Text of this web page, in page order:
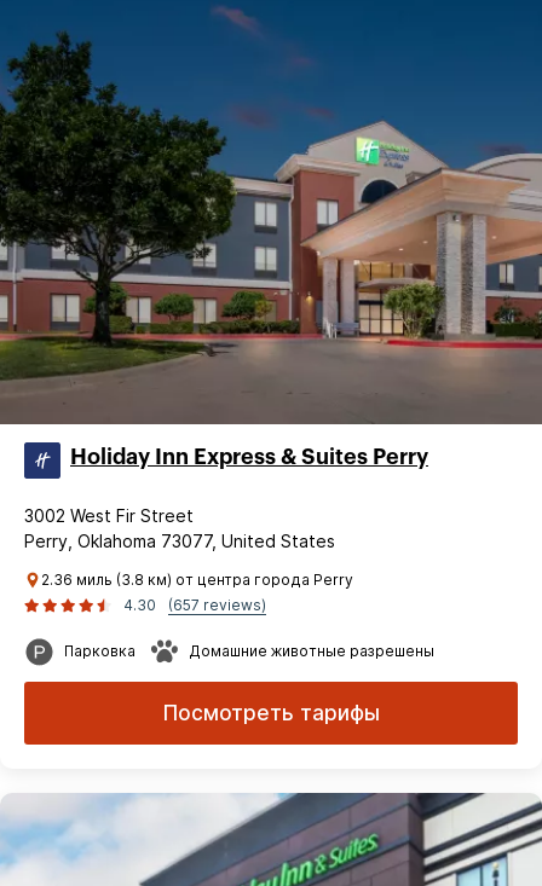
Holiday Inn Express & Suites Perry
3002 West Fir Street
Perry, Oklahoma 73077, United States
2.36 миль (3.8 км) от центра города Perry
4.30
(657 reviews)
Парковка Домашние животные разрешены
Посмотреть тарифы